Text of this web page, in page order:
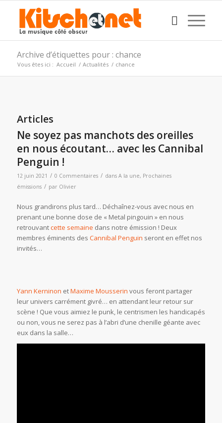
Archive d’étiquettes pour : chance
Vous êtes ici : Accueil / Actualités / chance
Articles
Ne soyez pas manchots des oreilles
en nous écoutant… avec les Cannibal
Penguin !
12 juin 2021 / 0 Commentaires / dans A la une, Prochaines
émissions / par Olivier
Nous grandirons plus tard… Déchaînez-vous avec nous en
prenant une bonne dose de « Metal pingouin » en nous
retrouvantcette semaine dans notre émission ! Deux
membres éminents des Cannibal Penguin seront en effet nos
invités…
Yann Kerninon etMaxime Mousserin vous feront partager
leur univers carrément givré… en attendant leur retour sur
scène ! Que vous aimiez le punk, le centrismen les handicapés
ou non, vous ne serez pas à l’abri d’une chenille géante avec
eux dans la salle…